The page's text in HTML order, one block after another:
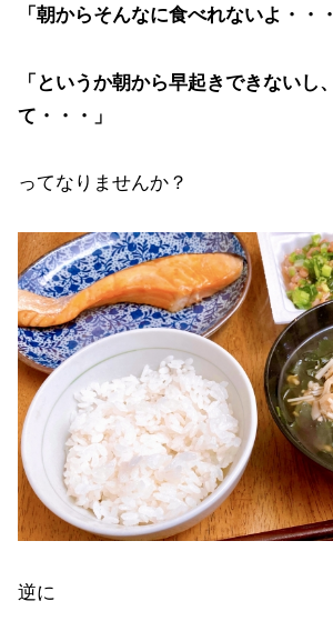
「朝からそんなに食べれないよ・・
「というか朝から早起きできないし
て・・・」
ってなりませんか？
逆に